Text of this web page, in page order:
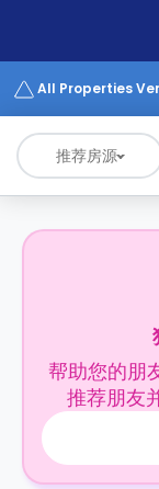
Works
All Properties
推荐房源
帮助您的朋
推荐朋友